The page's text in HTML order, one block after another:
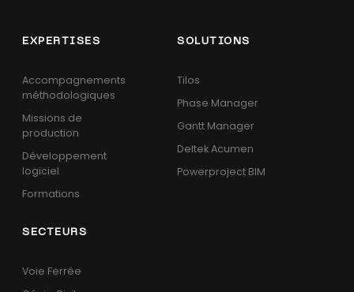
EXPERTISES
Accompagnements
méthodologiques
Missions de
production
Développement
logiciel
Formations
SOLUTIONS
Tilos
Phase Manager
Gantt Manager
Deltek Acumen
Powerproject BIM
SECTEURS
Voie Ferrée